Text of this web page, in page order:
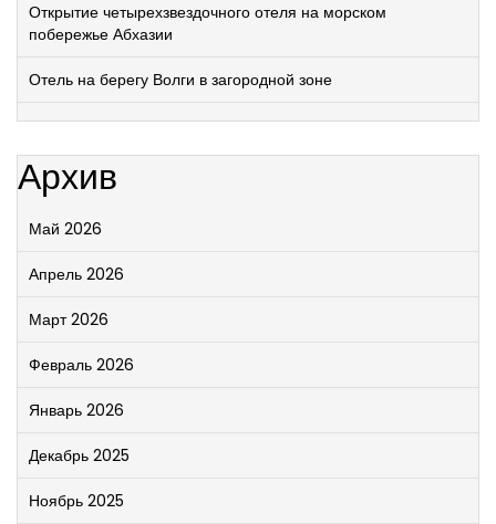
Открытие четырехзвездочного отеля на морском
побережье Абхазии
Отель на берегу Волги в загородной зоне
Архив
Май 2026
Апрель 2026
Март 2026
Февраль 2026
Январь 2026
Декабрь 2025
Ноябрь 2025